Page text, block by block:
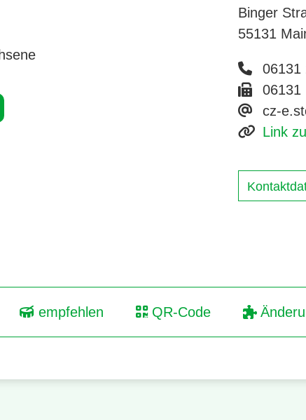
Binger
55131
06131
06131
cz-
Link
empfehlen QR-Code